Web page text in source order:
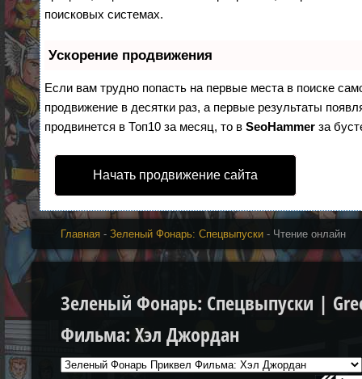
поисковых системах.
Ускорение продвижения
Если вам трудно попасть на первые места в поиске
продвижение в десятки раз, а первые результаты
продвинется в Топ10 за месяц, то вSeoHammer за
Начать продвижение сайта
Главная -Зеленый Фонарь: Спецвыпуски - Чтение онлайн
Зеленый Фонарь: Спецвыпуски |
Фильма: Хэл Джордан